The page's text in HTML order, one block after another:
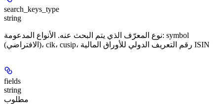
search_keys_type
string
نوع المعرّف الذي يتم البحث عنه. الأنواع المدعومة: symbol
(الافتراضي)، cik، cusip، رقم التعريف الدولي للأوراق المالية ISIN
fields
string
مطلوب